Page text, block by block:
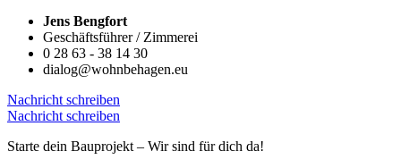
Jens Bengfort
Geschäftsführer / Zimmerei
0 28 63 - 38 14 30
dialog@wohnbehagen.eu
Nachricht schreiben
Nachricht schreiben
Starte dein Bauprojekt – Wir sind für dich da!